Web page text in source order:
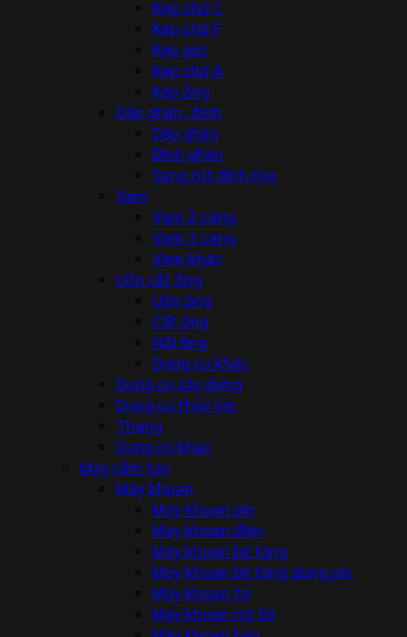
Kẹp chữ C
Kẹp chữ F
Kẹp góc
Kẹp chữ A
Kẹp ống
Dập ghim, đinh
Dập ghim
Đinh ghim
Súng rút đinh rive
Vam
Vam 2 càng
Vam 3 càng
Vam khác
Uốn cắt ống
Uốn ống
Cắt ống
Nối ống
Dụng cụ khác
Dụng cụ xây dựng
Dụng cụ thủy lực
Thang
Dụng cụ khác
Máy cầm tay
Máy khoan
Máy khoan pin
Máy khoan điện
Máy khoan bê tông
Máy khoan bê tông dùng pin
Máy khoan từ
Máy khoan rút lõi